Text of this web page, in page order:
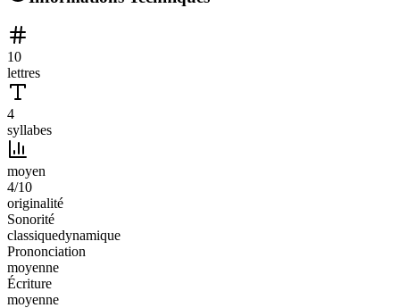
10
lettres
4
syllabes
moyen
4/10
originalité
Sonorité
classiquedynamique
Prononciation
moyenne
Écriture
moyenne